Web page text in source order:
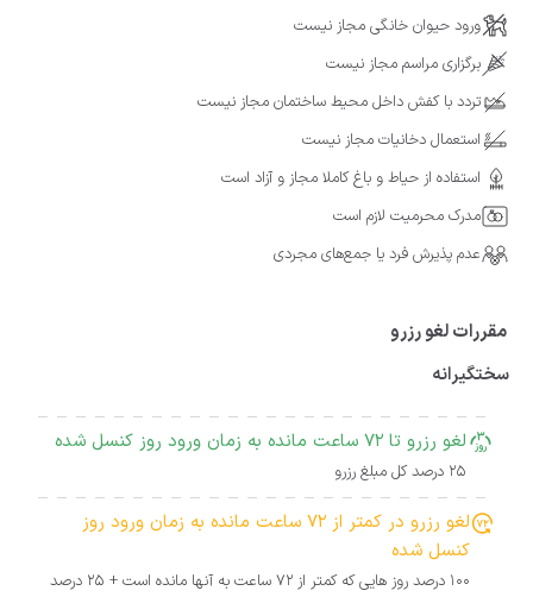
ورود حیوان خانگی مجاز نیست
برگزاری مراسم مجاز نیست
تردد با کفش داخل محیط ساختمان مجاز نیست
استعمال دخانیات مجاز نیست
استفاده از حیاط و باغ کاملا مجاز و آزاد است
مدرک محرمیت لازم است
عدم پذیرش فرد یا جمع‌های مجردی
مقررات لغو رزرو
سختگیرانه
لغو رزرو تا 72 ساعت مانده به زمان ورود روز کنسل شده
25 درصد کل مبلغ رزرو
لغو رزرو در کمتر از 72 ساعت مانده به زمان ورود روز
کنسل شده
100 درصد روز هایی که کمتر از 72 ساعت به آنها مانده است + 25 درصد